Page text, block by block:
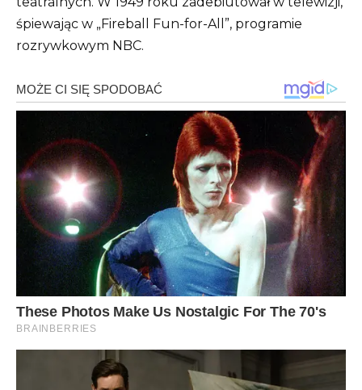
śpiewając w „Fireball Fun-for-All”, programie
rozrywkowym NBC.